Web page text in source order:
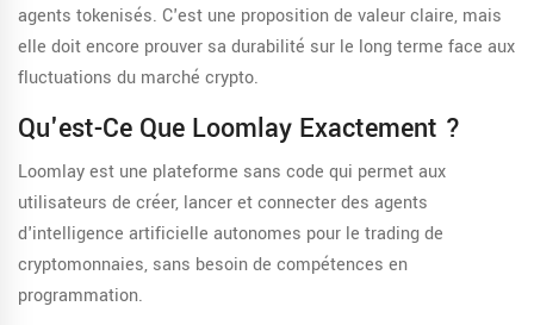
agents tokenisés. C'est une proposition de valeur claire, mais
elle doit encore prouver sa durabilité sur le long terme face aux
fluctuations du marché crypto.
Qu'est-Ce Que Loomlay Exactement ?
Loomlay est une plateforme sans code qui permet aux
utilisateurs de créer, lancer et connecter des agents
d'intelligence artificielle autonomes pour le trading de
cryptomonnaies, sans besoin de compétences en
programmation.